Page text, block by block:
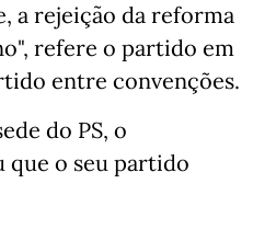
a rejeição da reforma
refere o partido em
entre convenções.
do PS, o
que o seu partido